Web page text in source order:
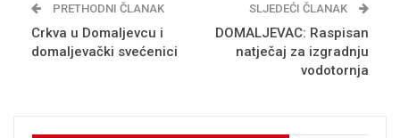
PRETHODNI ČLANAK
Crkva u Domaljevcu i
domaljevački svećenici
SLJEDEĆI ČLANAK
DOMALJEVAC: Raspisan
natječaj za izgradnju
vodotornja